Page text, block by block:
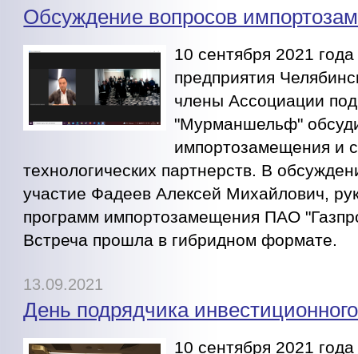
Обсуждение вопросов
10 сентября 2021
предприятия
члены Ассоциации
"Мурманшельф"
импортозамещения и
технологических партнерств. В
участие Фадеев Алексей Михайлович,
программ импортозамещения ПАО
Встреча прошла в гибридном формате.
13.09.2021
День подрядчика
10 сентября 2021